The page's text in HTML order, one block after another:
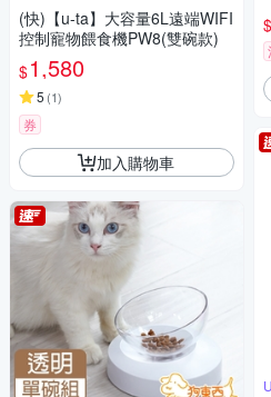
食
(快)【u-ta】大容量6L遠端WIFI
控制寵物餵食機PW8(雙碗款)
$1,580
5 (1)
券
加入購物車
$